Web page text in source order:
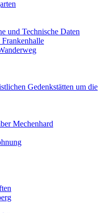
und Technische Daten
Frankenhalle
Gedenkstätten um die
Mechenhard